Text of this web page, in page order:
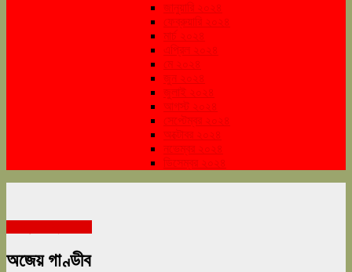
জানুয়ারি ২০২৪
ফেব্রুয়ারি ২০২৪
মার্চ ২০২৪
এপ্রিল ২০২৪
মে ২০২৪
জুন ২০২৪
জুলাই ২০২৪
আগস্ট ২০২৪
সেপ্টেম্বর ২০২৪
অক্টোবর ২০২৪
নভেম্বর ২০২৪
ডিসেম্বর ২০২৪
অজেয় গাণ্ডীব